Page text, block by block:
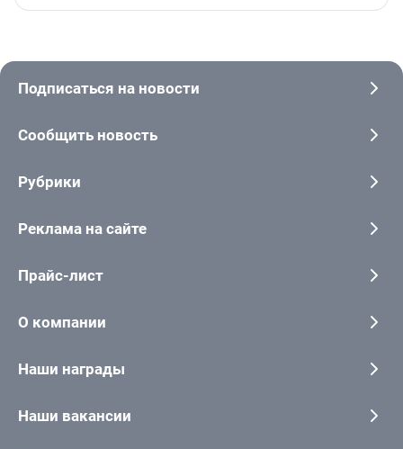
Подписаться на новости
Сообщить новость
Рубрики
Реклама на сайте
Прайс-лист
О компании
Наши награды
Наши вакансии